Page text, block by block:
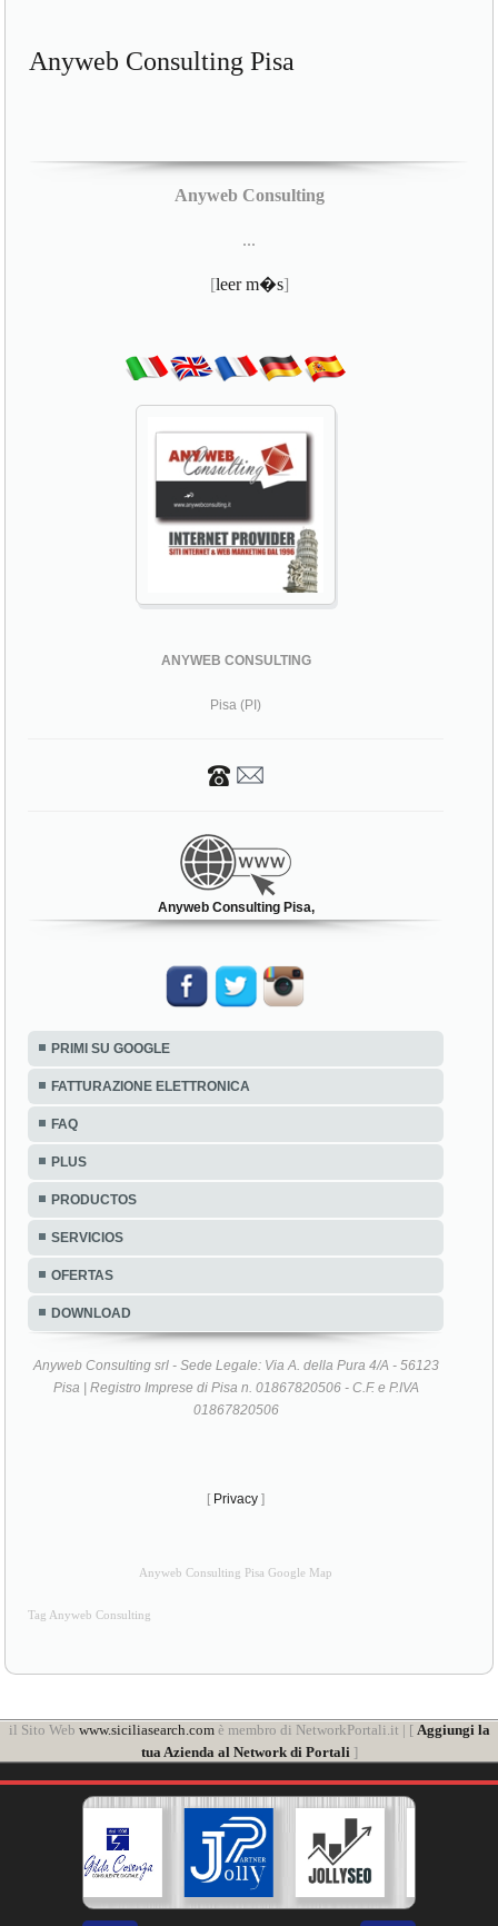
Anyweb Consulting Pisa
Anyweb Consulting
...
[leer m�s]
ANYWEB CONSULTING
Pisa (PI)
Anyweb Consulting Pisa,
PRIMI SU GOOGLE
FATTURAZIONE ELETTRONICA
FAQ
PLUS
PRODUCTOS
SERVICIOS
OFERTAS
DOWNLOAD
Anyweb Consulting srl - Sede Legale: Via A. della Pura 4/A - 56123
Pisa | Registro Imprese di Pisa n. 01867820506 - C.F. e P.IVA
01867820506
[ Privacy ]
Anyweb Consulting Pisa Google Map
Tag Anyweb Consulting
il Sito Web www.siciliasearch.comè membro di NetworkPortali.it | [ Aggiungi la
tua Azienda al Network di Portali]